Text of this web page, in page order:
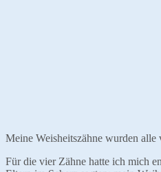
Meine Weisheitszähne wurden alle
Für die vier Zähne hatte ich mich